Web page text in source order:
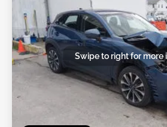
Swipe to right for more